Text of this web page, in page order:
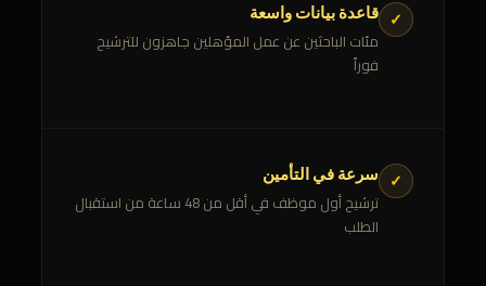
✓ قاعدة بيانات واسعة
مئات الباحثين عن عمل المؤهلين جاهزون للترشيح
فوراً
✓ سرعة في التأمين
ترشيح أول موظف في أقل من 48 ساعة من استقبال
الطلب